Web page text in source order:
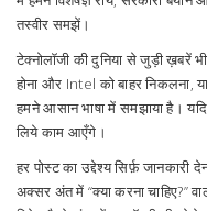
तस्वीर समझें।
टेक्नोलॉजी की दुनिया से जुड़ी ख़बरें
होना और Intel को बाहर निकलना,
हमने आसान भाषा में समझाया है।
लिये काम आएँगे।
हर पोस्ट का उद्देश्य सिर्फ़ जानकारी
अक्सर अंत में “क्या करना चाहिए?”